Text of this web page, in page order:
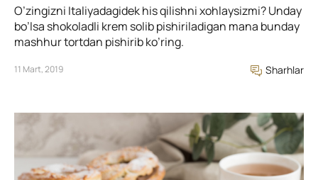
O’zingizni Italiyadagidek his qilishni xohlaysizmi? Unday
bo’lsa shokoladli krem solib pishiriladigan mana bunday
mashhur tortdan pishirib ko’ring.
11 Mart, 2019 Sharhlar